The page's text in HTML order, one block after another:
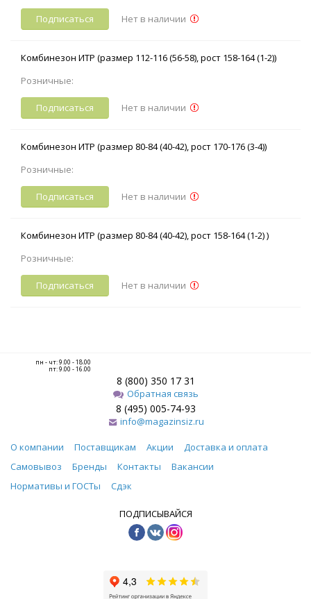
Подписаться Нет в наличии
Комбинезон ИТР (размер 112-116 (56-58), рост 158-164 (1-2))
Розничные:
Подписаться Нет в наличии
Комбинезон ИТР (размер 80-84 (40-42), рост 170-176 (3-4))
Розничные:
Подписаться Нет в наличии
Комбинезон ИТР (размер 80-84 (40-42), рост 158-164 (1-2) )
Розничные:
Подписаться Нет в наличии
пн - чт: 9.00 - 18.00
пт: 9.00 - 16.00
8 (800) 350 17 31
Обратная связь
8 (495) 005-74-93
info@magazinsiz.ru
О компании Поставщикам Акции
Доставка и оплата
Самовывоз
Бренды Контакты
Вакансии
Нормативы и ГОСТы
Сдэк
ПОДПИСЫВАЙСЯ